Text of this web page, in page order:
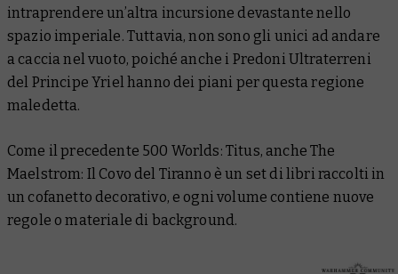
intraprendere un’altra incursione devastante nello
spazio imperiale. Tuttavia, non sono gli unici ad andare
a caccia nel vuoto, poiché anche i Predoni Ultraterreni
del Principe Yriel hanno dei piani per questa regione
maledetta.
Come il precedente 500 Worlds: Titus, ancheThe
Maelstrom: Il Covo del Tiranno è un set di libri raccolti in
un cofanetto decorativo, e ogni volume contiene nuove
regole o materiale di background.